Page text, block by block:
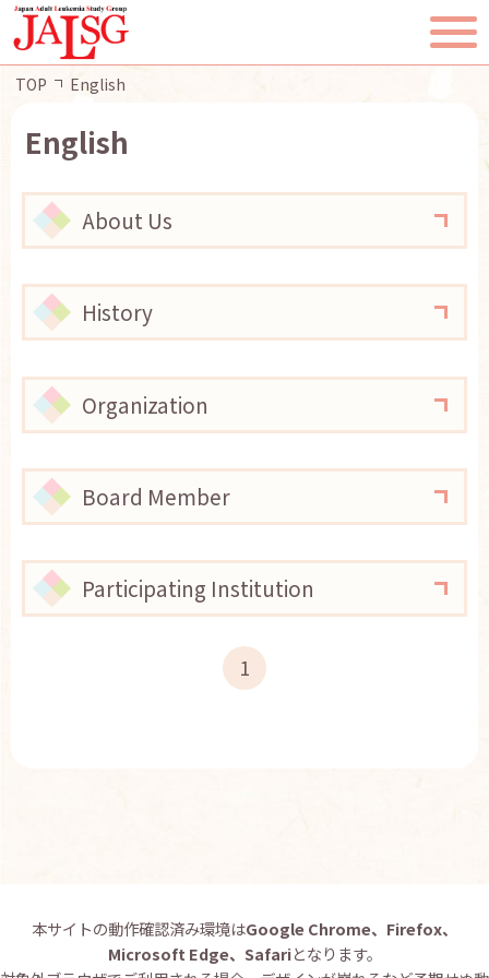
TOP
JALSGとは
一般・患者様へ
会員ページ
お問い合わせ
TOP English
English
About Us
History
Organization
Board Member
Participating Institution
1
本サイトの動作確認済み環境はGoogle Chrome、Firefox、
Microsoft Edge、Safariとなります。